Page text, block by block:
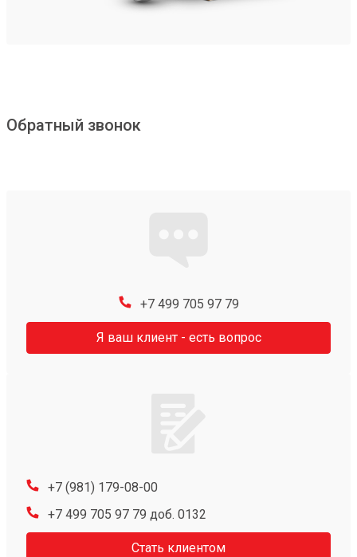
Обратный звонок
+7 499 705 97 79
Я ваш клиент - есть вопрос
+7 (981) 179-08-00
+7 499 705 97 79 доб. 0132
Стать клиентом